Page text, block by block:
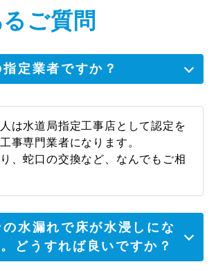
かあればご相談しようと思いま
大阪市中央区 Y様
である程度覚悟はしていたが、ま
のうちに解決するとは思っていま
ご質問
定業者ですか？
は水道局指定工事店として認定を
事専門業者になります。
、蛇口の交換など、なんでもご相
水漏れで床が水浸しにな
どうすれば良いですか？